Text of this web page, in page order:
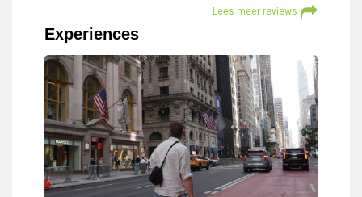
Lees meer reviews
Experiences